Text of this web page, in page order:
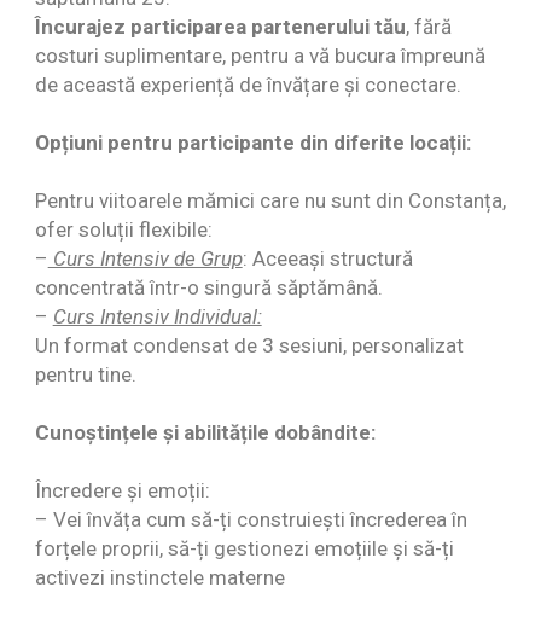
Încurajez participarea partenerului tău, fără
costuri suplimentare, pentru a vă bucura împreună
de această experiență de învățare și conectare.
Opțiuni pentru participante din diferite locații:
Pentru viitoarele mămici care nu sunt din Constanța,
ofer soluții flexibile:
– Curs Intensiv de Grup: Aceeași structură
concentrată într-o singură săptămână.
– Curs Intensiv Individual:
Un format condensat de 3 sesiuni, personalizat
pentru tine.
Cunoștințele și abilitățile dobândite:
Încredere și emoții:
– Vei învăța cum să-ți construiești încrederea în
forțele proprii, să-ți gestionezi emoțiile și să-ți
activezi instinctele materne